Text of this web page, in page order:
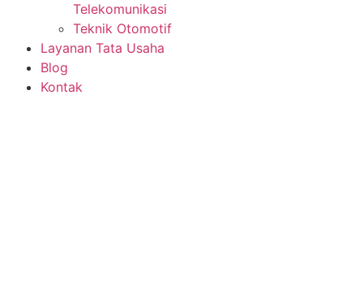
Telekomunikasi
Teknik Otomotif
Layanan Tata Usaha
Blog
Kontak